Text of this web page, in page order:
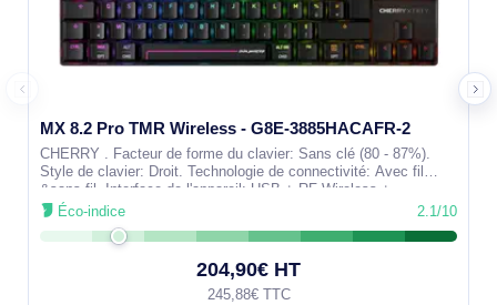
MX 8.2 Pro TMR Wireless - G8E-3885HACAFR-2
CHERRY . Facteur de forme du clavier: Sans clé (80 - 87%).
Style de clavier: Droit. Technologie de connectivité: Avec fil
&sans fil, Interface de l'appareil: USB + RF Wireless +
Bluetooth,
Éco-indice 2.1/10
204,90€ HT
245,88€ TTC